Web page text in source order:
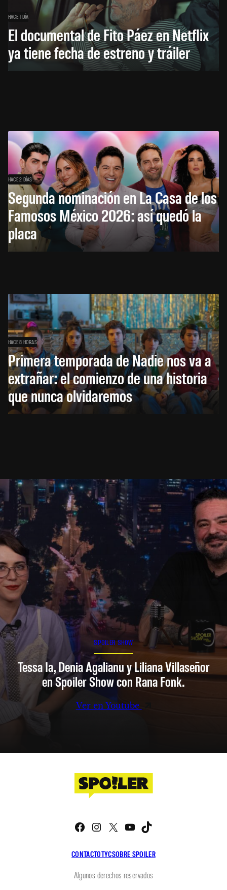
HACE 1 DÍA
El documental de Fito Páez en Netflix
ya tiene fecha de estreno y tráiler
HACE 2 DÍAS
Segunda nominación en La Casa de los
Famosos México 2026: así quedó la
placa
HACE 8 HORAS
Primera temporada de Nadie nos va a
extrañar: el comienzo de una historia
que nunca olvidaremos
SPOILER SHOW
Tessa Ia, Denia Agalianu y Liliana Villaseñor
en Spoiler Show con Rana Fonk.
Ver en Youtube
CONTACTOTYCSOBRE SPOILER
Facebook
Instagram
X YouTube
Algunos derechos reservados